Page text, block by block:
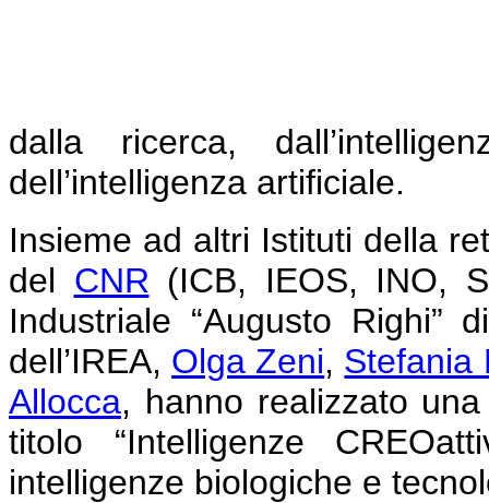
dalla ricerca,
dell’intelligenza artificiale.
Insieme ad altri Istituti della
del CNR (ICB, IEOS, INO,
Industriale “Augusto Righi”
dell’IREA, Olga Zeni, Stefania
Allocca, hanno realizzato
titolo “Intelligenze
intelligenze biologiche e